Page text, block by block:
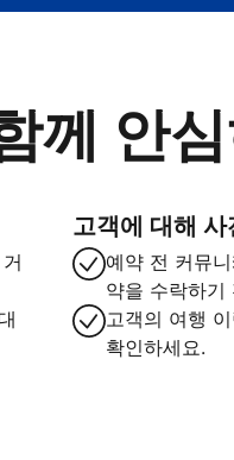
께 안
고객에 대해
예약 전 커뮤
약을 수락하기
고객의 여행
확인하세요.